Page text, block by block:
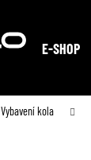
E-SHOP
Vybavení kola